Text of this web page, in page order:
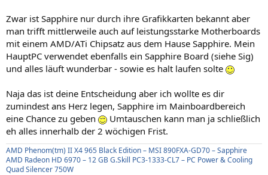
Zwar ist Sapphire nur durch ihre Grafikkarten bekannt aber
man trifft mittlerweile auch auf leistungsstarke Motherboards
mit einem AMD/ATi Chipsatz aus dem Hause Sapphire. Mein
HauptPC verwendet ebenfalls ein Sapphire Board (siehe Sig)
und alles läuft wunderbar - sowie es halt laufen solte
Naja das ist deine Entscheidung aber ich wollte es dir
zumindest ans Herz legen, Sapphire im Mainboardbereich
eine Chance zu geben
Umtauschen kann man ja schließlich
eh alles innerhalb der 2 wöchigen Frist.
AMD Phenom(tm) II X4 965 Black Edition – MSI 890FXA-GD70 – Sapphire
AMD Radeon HD 6970 – 12 GB G.Skill PC3-1333-CL7 – PC Power & Cooling
Quad Silencer 750W